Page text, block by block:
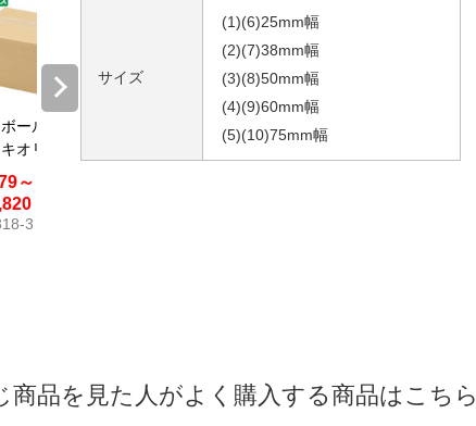
ール〔ス
オリジナ
～
3
ワンタッチ段ボ
ール 約3mm厚
サイズ
(1)(6)25mm幅
(2)(7)38mm幅
(3)(8)50mm幅
(4)(9)60mm幅
(5)(10)75mm幅
商品を見た人がよく購入する商品はこちら